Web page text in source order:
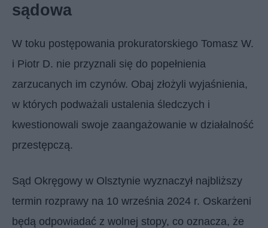
sądowa
W toku postępowania prokuratorskiego Tomasz W.
i Piotr D. nie przyznali się do popełnienia
zarzucanych im czynów. Obaj złożyli wyjaśnienia,
w których podważali ustalenia śledczych i
kwestionowali swoje zaangażowanie w działalność
przestępczą.
Sąd Okręgowy w Olsztynie wyznaczył najbliższy
termin rozprawy na 10 września 2024 r. Oskarżeni
będą odpowiadać z wolnej stopy, co oznacza, że